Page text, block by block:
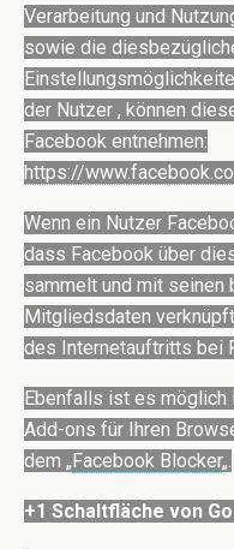
Verarbeitung und
sowie die
der Nutzer , können
Facebook entnehmen:
https://
Wenn ein Nutzer
dass Facebook über
sammelt und mit seinen
Mitgliedsdaten
des Internetauftritts bei
Ebenfalls ist es
Add-ons für Ihren
dem „ Facebook Blocker„.
+1 Schaltfläche von